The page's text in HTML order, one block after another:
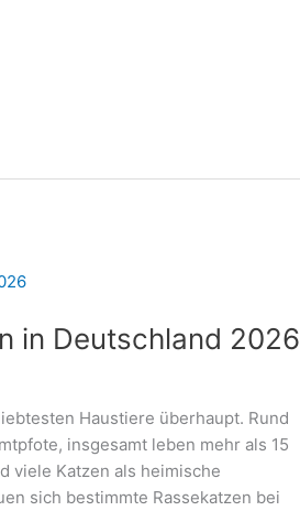
in Deutschland 2026
Haustiere überhaupt. Rund
insgesamt leben mehr als 15
viele Katzen als heimische
sich bestimmte Rassekatzen bei